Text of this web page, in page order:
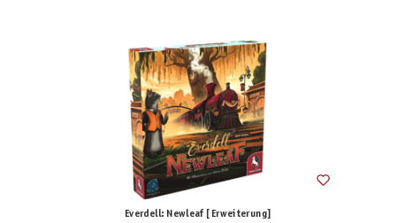
Everdell: Newleaf [Erweiterung]